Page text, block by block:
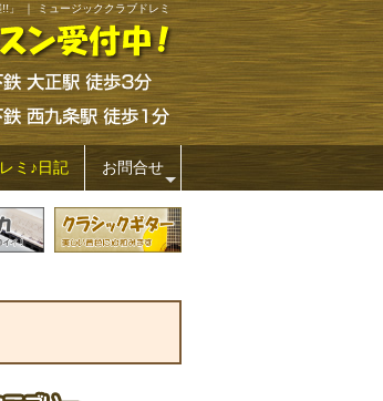
」 ｜ ミュージッククラブドレミ
レミ♪日記 お問合せ